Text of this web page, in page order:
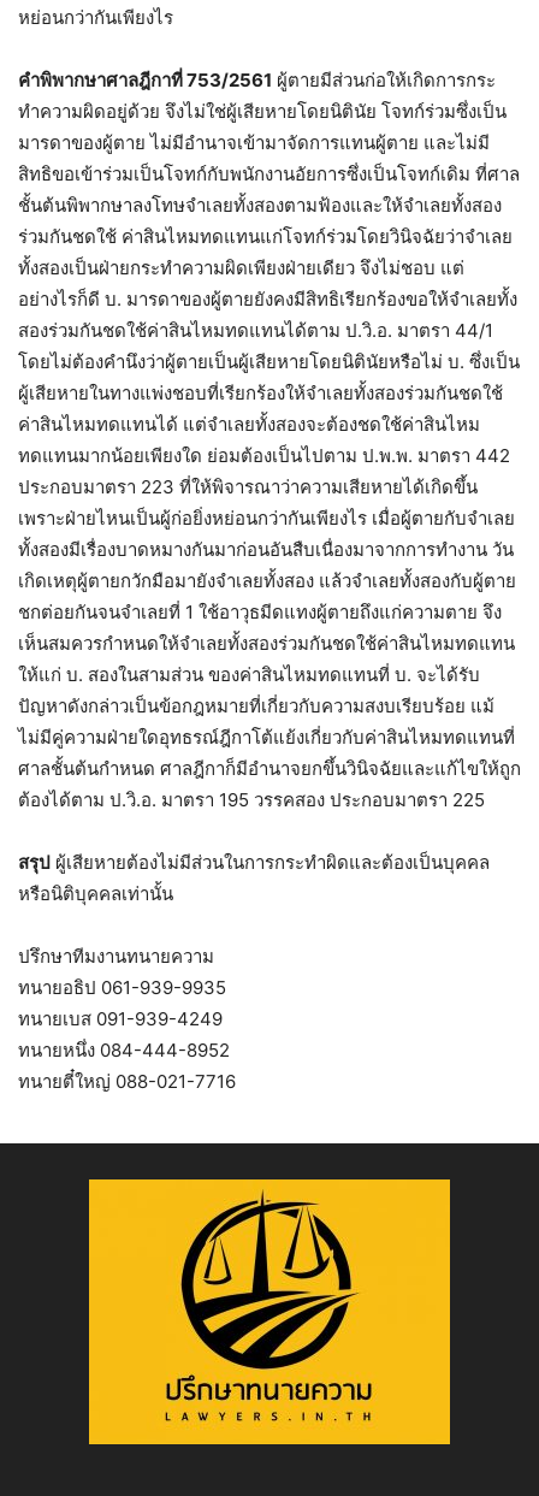
หย่อนกว่ากันเพียงไร
คำพิพากษาศาลฎีกาที่ 753/2561 ผู้ตายมีส่วนก่อให้เกิดการกระ
ทำความผิดอยู่ด้วย จึงไม่ใช่ผู้เสียหายโดยนิตินัย โจทก์ร่วมซึ่งเป็น
มารดาของผู้ตาย ไม่มีอำนาจเข้ามาจัดการแทนผู้ตาย และไม่มี
สิทธิขอเข้าร่วมเป็นโจทก์กับพนักงานอัยการซึ่งเป็นโจทก์เดิม ที่ศาล
ชั้นต้นพิพากษาลงโทษจำเลยทั้งสองตามฟ้องและให้จำเลยทั้งสอง
ร่วมกันชดใช้ ค่าสินไหมทดแทนแก่โจทก์ร่วมโดยวินิจฉัยว่าจำเลย
ทั้งสองเป็นฝ่ายกระทำความผิดเพียงฝ่ายเดียว จึงไม่ชอบ แต่
อย่างไรก็ดี บ. มารดาของผู้ตายยังคงมีสิทธิเรียกร้องขอให้จำเลยทั้ง
สองร่วมกันชดใช้ค่าสินไหมทดแทนได้ตาม ป.วิ.อ. มาตรา 44/1
โดยไม่ต้องคำนึงว่าผู้ตายเป็นผู้เสียหายโดยนิตินัยหรือไม่ บ. ซึ่งเป็น
ผู้เสียหายในทางแพ่งชอบที่เรียกร้องให้จำเลยทั้งสองร่วมกันชดใช้
ค่าสินไหมทดแทนได้ แต่จำเลยทั้งสองจะต้องชดใช้ค่าสินไหม
ทดแทนมากน้อยเพียงใด ย่อมต้องเป็นไปตาม ป.พ.พ. มาตรา 442
ประกอบมาตรา 223 ที่ให้พิจารณาว่าความเสียหายได้เกิดขึ้น
เพราะฝ่ายไหนเป็นผู้ก่อยิ่งหย่อนกว่ากันเพียงไร เมื่อผู้ตายกับจำเลย
ทั้งสองมีเรื่องบาดหมางกันมาก่อนอันสืบเนื่องมาจากการทำงาน วัน
เกิดเหตุผู้ตายกวักมือมายังจำเลยทั้งสอง แล้วจำเลยทั้งสองกับผู้ตาย
ชกต่อยกันจนจำเลยที่ 1 ใช้อาวุธมีดแทงผู้ตายถึงแก่ความตาย จึง
เห็นสมควรกำหนดให้จำเลยทั้งสองร่วมกันชดใช้ค่าสินไหมทดแทน
ให้แก่ บ. สองในสามส่วน ของค่าสินไหมทดแทนที่ บ. จะได้รับ
ปัญหาดังกล่าวเป็นข้อกฎหมายที่เกี่ยวกับความสงบเรียบร้อย แม้
ไม่มีคู่ความฝ่ายใดอุทธรณ์ฎีกาโต้แย้งเกี่ยวกับค่าสินไหมทดแทนที่
ศาลชั้นต้นกำหนด ศาลฎีกาก็มีอำนาจยกขึ้นวินิจฉัยและแก้ไขให้ถูก
ต้องได้ตาม ป.วิ.อ. มาตรา 195 วรรคสอง ประกอบมาตรา 225
สรุป ผู้เสียหายต้องไม่มีส่วนในการกระทำผิดและต้องเป็นบุคคล
หรือนิติบุคคลเท่านั้น
ปรึกษาทีมงานทนายความ
ทนายอธิป 061-939-9935
ทนายเบส 091-939-4249
ทนายหนึ่ง 084-444-8952
ทนายตี๋ใหญ่ 088-021-7716